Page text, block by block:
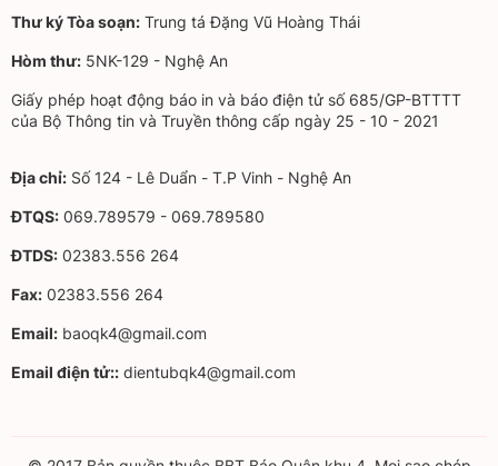
Thư ký Tòa soạn: Trung tá Đặng Vũ Hoàng Thái
Hòm thư: 5NK-129 - Nghệ An
Giấy phép hoạt động báo in và báo điện tử số 685/GP-BTTTT
của Bộ Thông tin và Truyền thông cấp ngày 25 - 10 - 2021
Địa chỉ: Số 124 - Lê Duẩn - T.P Vinh - Nghệ An
ĐTQS: 069.789579 - 069.789580
ĐTDS: 02383.556 264
Fax: 02383.556 264
Email: baoqk4@gmail.com
Email điện tử:: dientubqk4@gmail.com